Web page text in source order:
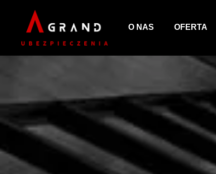
O NAS OFERTA